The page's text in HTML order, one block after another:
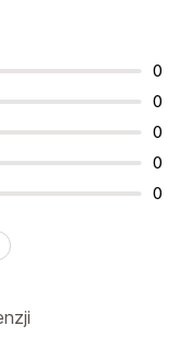
0
0
0
0
0